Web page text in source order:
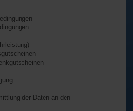
der Daten an den